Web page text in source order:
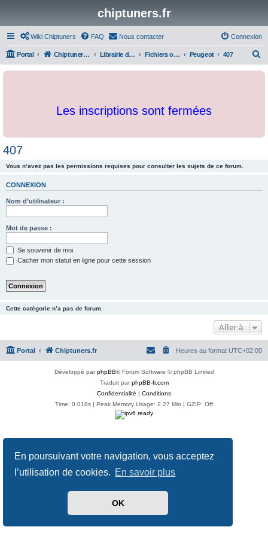
En poursuivant votre navigation, vous acceptez
l’utilisation de cookies. En savoir plus
OK
chiptuners.fr
Wiki Chiptuners FAQ Nous contacter Connexion
Portal Chiptuners.fr Librairie de documents et originaux Fichiers originaux Peugeot 407
c
Les inscriptions sont fermées
407
Vous n’avez pas les permissions requises pour consulter les sujets de ce forum.
CONNEXION
Nom d’utilisateur :
Mot de passe :
Se souvenir de moi
Cacher mon statut en ligne pour cette session
Cette catégorie n’a pas de forum.
Aller à
Portal Chiptuners.fr Heures au format UTC+02:00
Développé parphpBB® Forum Software © phpBB Limited
Traduit parphpBB-fr.com
Confidentialité | Conditions
Time: 0.018s | Peak Memory Usage: 2.27 Mio | GZIP: Off